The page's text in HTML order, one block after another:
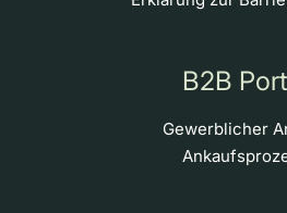
B2B
Gewerblicher